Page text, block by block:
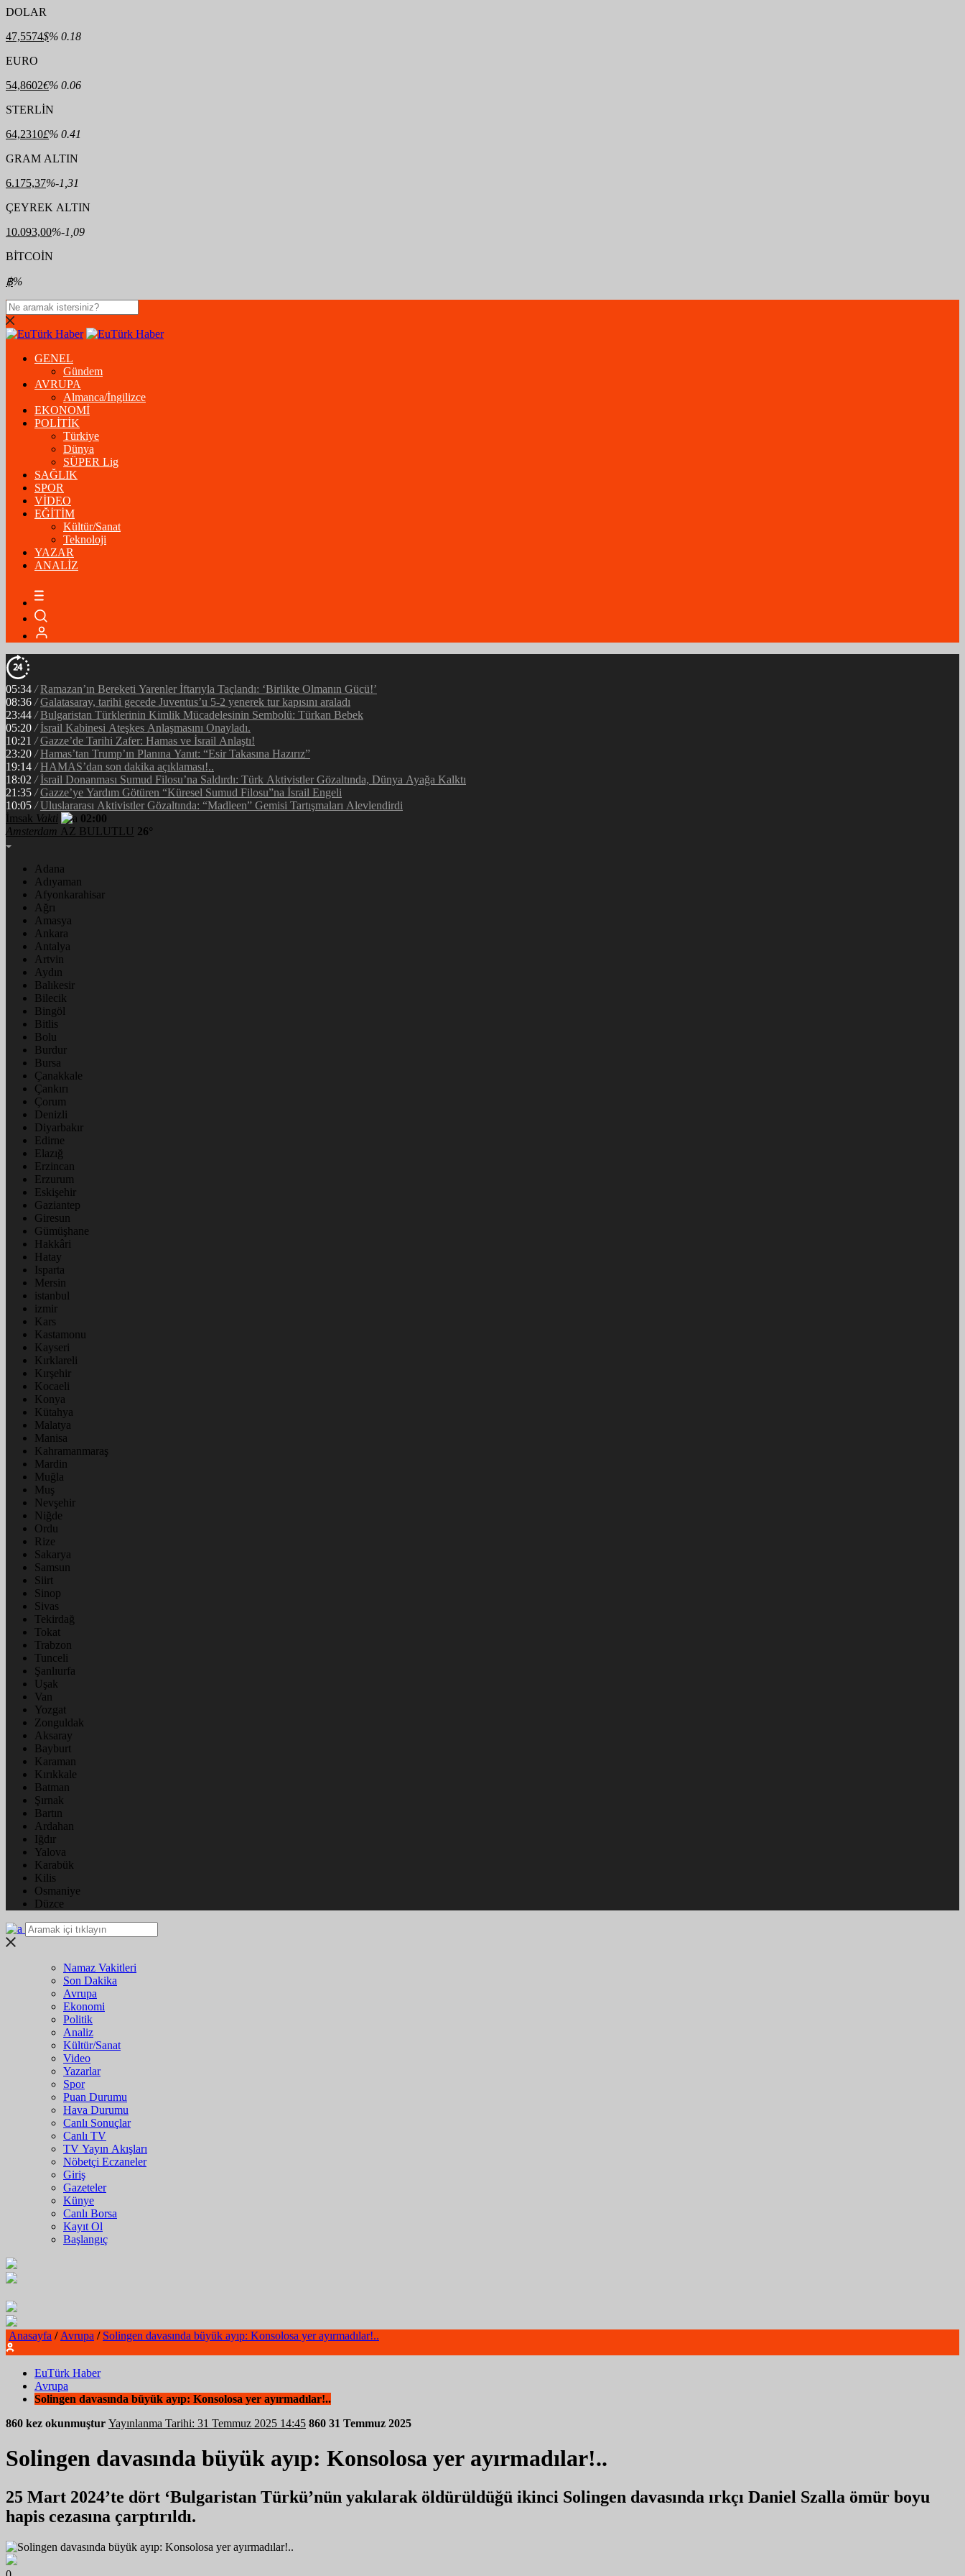
DOLAR
47,5574$% 0.18
EURO
54,8602€% 0.06
STERLİN
64,2310£% 0.41
GRAM ALTIN
6.175,37%-1,31
ÇEYREK ALTIN
10.093,00%-1,09
BİTCOİN
฿%
GENEL
Gündem
AVRUPA
Almanca/İngilizce
EKONOMİ
POLİTİK
Türkiye
Dünya
SÜPER Lig
SAĞLIK
SPOR
VİDEO
EĞİTİM
Kültür/Sanat
Teknoloji
YAZAR
ANALİZ
05:34 / Ramazan’ın Bereketi Yarenler İftarıyla Taçlandı: ‘Birlikte Olmanın Gücü!’
08:36 / Galatasaray, tarihi gecede Juventus’u 5-2 yenerek tur kapısını araladı
23:44 / Bulgaristan Türklerinin Kimlik Mücadelesinin Sembolü: Türkan Bebek
05:20 / İsrail Kabinesi Ateşkes Anlaşmasını Onayladı.
10:21 / Gazze’de Tarihi Zafer: Hamas ve İsrail Anlaştı!
23:20 / Hamas’tan Trump’ın Planına Yanıt: “Esir Takasına Hazırız”
19:14 / HAMAS’dan son dakika açıklaması!..
18:02 / İsrail Donanması Sumud Filosu’na Saldırdı: Türk Aktivistler Gözaltında, Dünya Ayağa Kalktı
21:35 / Gazze’ye Yardım Götüren “Küresel Sumud Filosu”na İsrail Engeli
10:05 / Uluslararası Aktivistler Gözaltında: “Madleen” Gemisi Tartışmaları Alevlendirdi
İmsak Vakti
02:00
Amsterdam AZ BULUTLU 26°
Adana
Adıyaman
Afyonkarahisar
Ağrı
Amasya
Ankara
Antalya
Artvin
Aydın
Balıkesir
Bilecik
Bingöl
Bitlis
Bolu
Burdur
Bursa
Çanakkale
Çankırı
Çorum
Denizli
Diyarbakır
Edirne
Elazığ
Erzincan
Erzurum
Eskişehir
Gaziantep
Giresun
Gümüşhane
Hakkâri
Hatay
Isparta
Mersin
istanbul
izmir
Kars
Kastamonu
Kayseri
Kırklareli
Kırşehir
Kocaeli
Konya
Kütahya
Malatya
Manisa
Kahramanmaraş
Mardin
Muğla
Muş
Nevşehir
Niğde
Ordu
Rize
Sakarya
Samsun
Siirt
Sinop
Sivas
Tekirdağ
Tokat
Trabzon
Tunceli
Şanlıurfa
Uşak
Van
Yozgat
Zonguldak
Aksaray
Bayburt
Karaman
Kırıkkale
Batman
Şırnak
Bartın
Ardahan
Iğdır
Yalova
Karabük
Kilis
Osmaniye
Düzce
Namaz Vakitleri
Son Dakika
Avrupa
Ekonomi
Politik
Analiz
Kültür/Sanat
Video
Yazarlar
Spor
Puan Durumu
Hava Durumu
Canlı Sonuçlar
Canlı TV
TV Yayın Akışları
Nöbetçi Eczaneler
Giriş
Gazeteler
Künye
Canlı Borsa
Kayıt Ol
Başlangıç
Anasayfa / Avrupa / Solingen davasında büyük ayıp: Konsolosa yer ayırmadılar!..
EuTürk Haber
Avrupa
Solingen davasında büyük ayıp: Konsolosa yer ayırmadılar!..
860 kez okunmuştur
Yayınlanma Tarihi: 31 Temmuz 2025 14:45 860 31 Temmuz 2025
Solingen davasında büyük ayıp: Konsolosa yer ayırmadılar!..
25 Mart 2024’te dört ‘Bulgaristan Türkü’nün yakılarak öldürüldüğü ikinci Solingen davasında ırkçı Daniel Szalla ömür boyu
hapis cezasına çarptırıldı.